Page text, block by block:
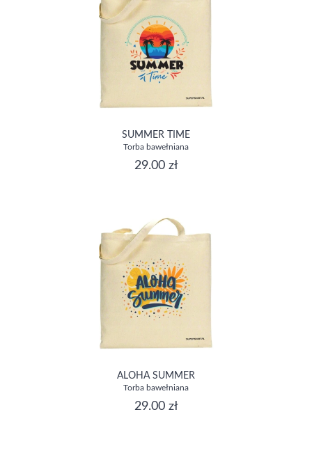
SUMMER TIME
Torba bawełniana
29.00 zł
ALOHA SUMMER
Torba bawełniana
29.00 zł